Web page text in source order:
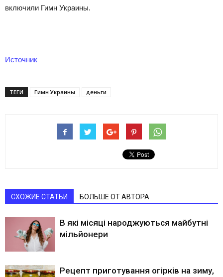
включили Гимн Украины.
Источник
ТЕГИ Гимн Украины деньги
СХОЖИЕ СТАТЬИ БОЛЬШЕ ОТ АВТОРА
В які місяці народжуються майбутні
мільйонери
Рецепт приготування огірків на зиму,